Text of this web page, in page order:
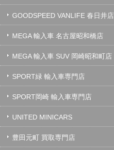
GOODSPEED VANLIFE 春日井店
MEGA 輸入車 名古屋昭和橋店
MEGA 輸入車 SUV 岡崎昭和町店
SPORT緑 輸入車専門店
SPORT岡崎 輸入車専門店
UNITED MINICARS
豊田元町 買取専門店